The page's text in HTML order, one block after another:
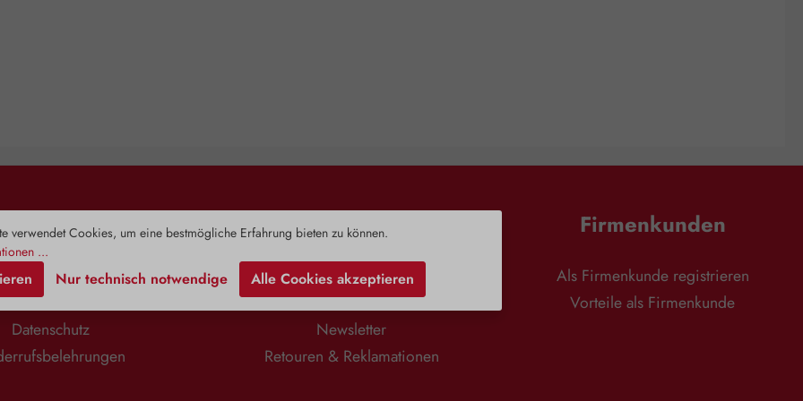
Impressum
AGB
Datenschutz
Informationen
Zahlung & Versand
Kontaktformular
Newsletter
Retouren & Reklamationen
Firmenkunden
Als Firmenkunde registrieren
Vorteile als Firmenkunde
verwendet Cookies, um eine bestmögliche Erfahrung bieten zu können.
...
Nur technisch notwendige Alle Cookies akzeptieren